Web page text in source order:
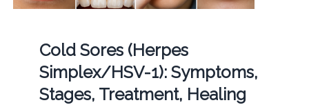
Cold Sores (Herpes
Simplex/HSV-1): Symptoms,
Stages, Treatment, Healing